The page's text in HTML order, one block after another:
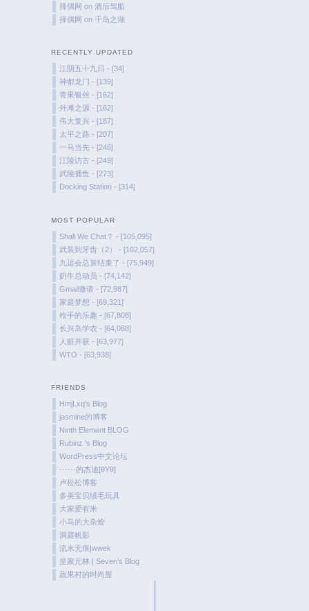
择偶网 on酒后驾船
择偶网 on千岛之湖
RECENTLY UPDATED
江阴五十九日 - [34]
神都龙门 - [139]
青果银丝 - [162]
外滩之源 - [162]
伟大复兴 - [187]
太平之路 - [207]
一马当先 - [246]
江陵访古 - [249]
武陵捕鱼 - [273]
Docking Station - [314]
MOST POPULAR
Shall We Chat？ - [105,095]
武装到牙齿（2） - [102,057]
九运会总算结束了 - [75,949]
奶牛总动员 - [74,142]
Gmail邀请 - [72,987]
家庭梦想 - [69,321]
枪手的乐趣 - [67,808]
长兴岛学农 - [64,088]
人赃并获 - [63,977]
WTO - [63,938]
FRIENDS
HmjLxq's Blog
jasmine的博客
Ninth Element BLOG
Rubinz ’s Blog
WordPress中文论坛
······的杰迪[θYθ]
卢松松博客
多美宝贝绒毛玩具
大家爱有米
小马的大杂烩
洞庭帆影
流水无痕|wwek
皇家元林 | Seven’s Blog
蔬果村的时尚屋